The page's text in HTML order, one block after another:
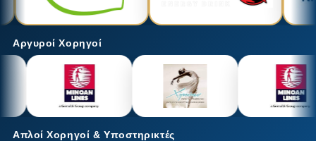
Αργυροί Χορηγοί
Απλοί Χορηγοί & Υποστηρικτές